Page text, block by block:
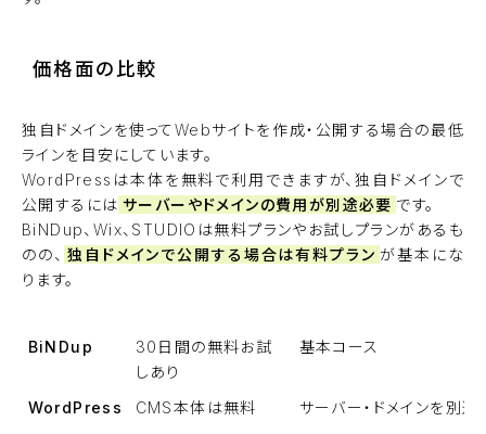
価格面の比較
独自ドメインを使ってWebサイトを作成・公開する場合の最低
ラインを目安にしています。
WordPressは本体を無料で利用できますが、独自ドメインで
公開するには サーバーやドメインの費用が別途必要 です。
BiNDup、Wix、STUDIOは無料プランやお試しプランがあるも
のの、 独自ドメインで公開する場合は有料プラン が基本にな
ります。
BiNDup
30日間の無料お試
しあり
基本コース
WordPress CMS本体は無料 サーバー・ドメインを別途